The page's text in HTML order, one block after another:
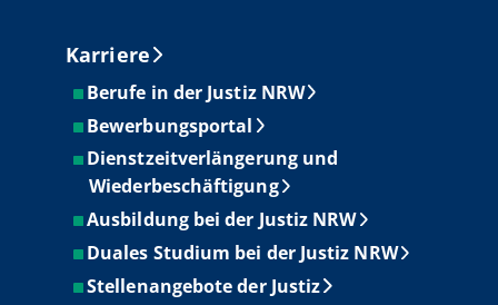
Karriere
Berufe in der Justiz NRW
Bewerbungsportal
Dienstzeitverlängerung und
Wiederbeschäftigung
Ausbildung bei der Justiz NRW
Duales Studium bei der Justiz NRW
Stellenangebote der Justiz